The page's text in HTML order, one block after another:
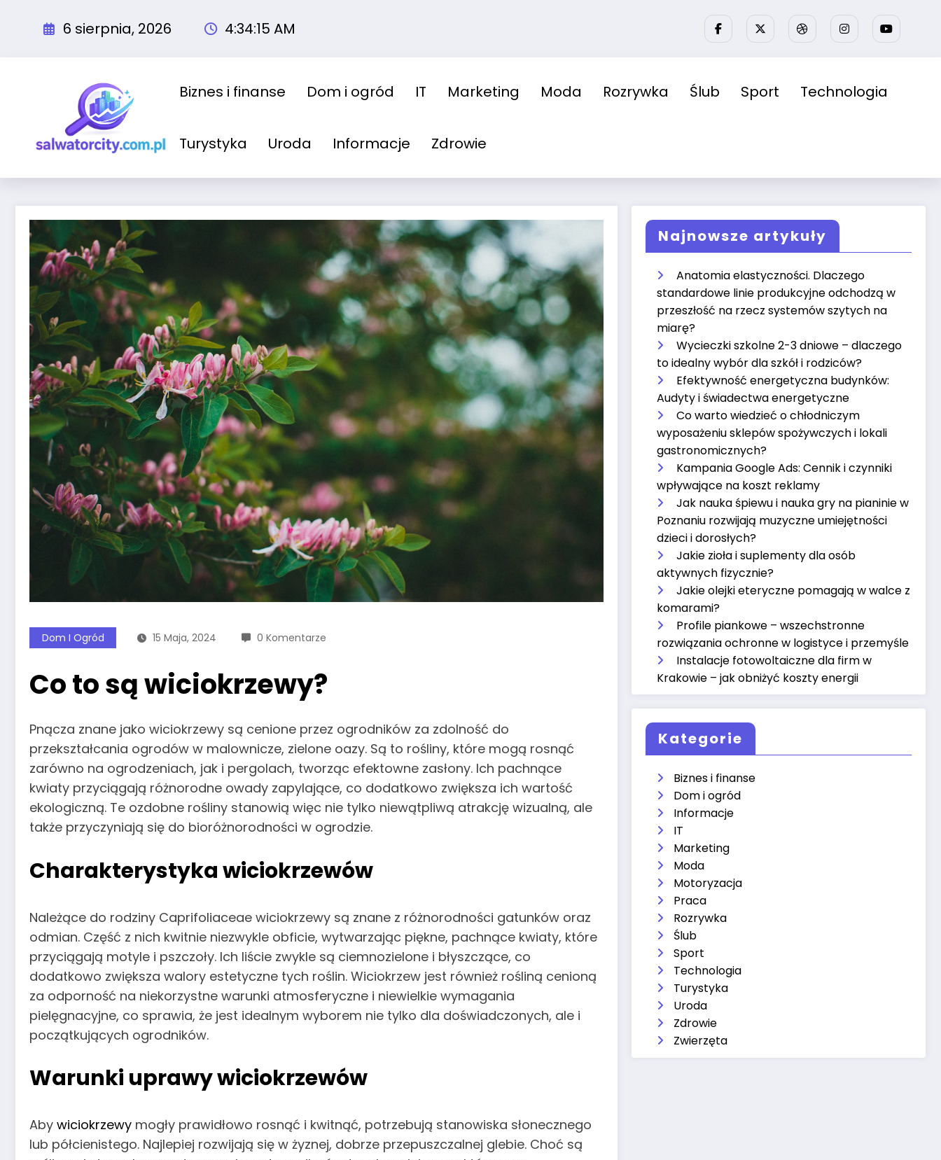
6 sierpnia, 2026 4:34:16 AM
Biznes i finanse Dom i ogród IT Marketing Moda Rozrywka Ślub Sport Technologia
Turystyka Uroda Informacje Zdrowie
Dom I Ogród 15 Maja, 2024 0 Komentarze
Co to są wiciokrzewy?
Pnącza znane jako wiciokrzewy są cenione przez ogrodników za zdolność do
przekształcania ogrodów w malownicze, zielone oazy. Są to rośliny, które mogą rosnąć
zarówno na ogrodzeniach, jak i pergolach, tworząc efektowne zasłony. Ich pachnące
kwiaty przyciągają różnorodne owady zapylające, co dodatkowo zwiększa ich wartość
ekologiczną. Te ozdobne rośliny stanowią więc nie tylko niewątpliwą atrakcję wizualną, ale
także przyczyniają się do bioróżnorodności w ogrodzie.
Charakterystyka wiciokrzewów
Należące do rodziny Caprifoliaceae wiciokrzewy są znane z różnorodności gatunków oraz
odmian. Część z nich kwitnie niezwykle obficie, wytwarzając piękne, pachnące kwiaty, które
przyciągają motyle i pszczoły. Ich liście zwykle są ciemnozielone i błyszczące, co
dodatkowo zwiększa walory estetyczne tych roślin. Wiciokrzew jest również rośliną cenioną
za odporność na niekorzystne warunki atmosferyczne i niewielkie wymagania
pielęgnacyjne, co sprawia, że jest idealnym wyborem nie tylko dla doświadczonych, ale i
początkujących ogrodników.
Warunki uprawy wiciokrzewów
Aby wiciokrzewy mogły prawidłowo rosnąć i kwitnąć, potrzebują stanowiska słonecznego
lub półcienistego. Najlepiej rozwijają się w żyznej, dobrze przepuszczalnej glebie. Choć są
Najnowsze artykuły
Anatomia elastyczności. Dlaczego
standardowe linie produkcyjne odchodzą w
przeszłość na rzecz systemów szytych na
miarę?
Wycieczki szkolne 2-3 dniowe – dlaczego
to idealny wybór dla szkół i rodziców?
Efektywność energetyczna budynków:
Audyty i świadectwa energetyczne
Co warto wiedzieć o chłodniczym
wyposażeniu sklepów spożywczych i lokali
gastronomicznych?
Kampania Google Ads: Cennik i czynniki
wpływające na koszt reklamy
Jak nauka śpiewu i nauka gry na pianinie w
Poznaniu rozwijają muzyczne umiejętności
dzieci i dorosłych?
Jakie zioła i suplementy dla osób
aktywnych fizycznie?
Jakie olejki eteryczne pomagają w walce z
komarami?
Profile piankowe – wszechstronne
rozwiązania ochronne w logistyce i przemyśle
Instalacje fotowoltaiczne dla firm w
Krakowie – jak obniżyć koszty energii
Kategorie
Biznes i finanse
Dom i ogród
Informacje
IT
Marketing
Moda
Motoryzacja
Praca
Rozrywka
Ślub
Sport
Technologia
Turystyka
Uroda
Zdrowie
Zwierzęta